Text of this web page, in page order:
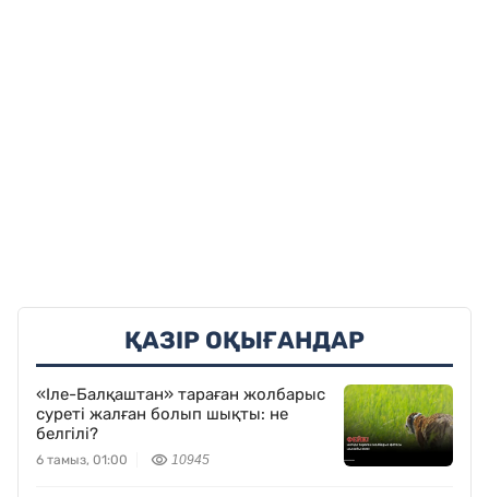
ҚАЗІР ОҚЫҒАНДАР
«Іле-Балқаштан» тараған жолбарыс
суреті жалған болып шықты: не
белгілі?
6 тамыз, 01:00 10945